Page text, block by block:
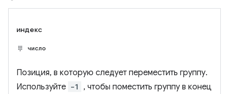
индекс
число
Позиция, в которую следует переместить группу.
Используйте -1
, чтобы поместить группу в конец